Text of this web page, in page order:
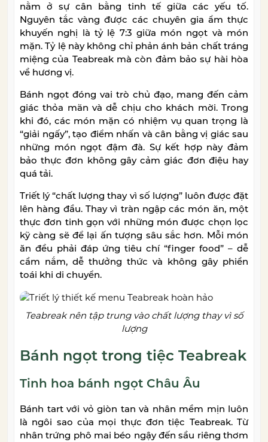
nằm ở sự cân bằng tinh tế giữa các yếu tố.
Nguyên tắc vàng được các chuyên gia ẩm thực
khuyến nghị là tỷ lệ 7:3 giữa món ngọt và món
mặn. Tỷ lệ này không chỉ phản ánh bản chất tráng
miệng của Teabreak mà còn đảm bảo sự hài hòa
về hương vị.
Bánh ngọt đóng vai trò chủ đạo, mang đến cảm
giác thỏa mãn và dễ chịu cho khách mời. Trong
khi đó, các món mặn có nhiệm vụ quan trọng là
“giải ngấy”, tạo điểm nhấn và cân bằng vị giác sau
những món ngọt đậm đà. Sự kết hợp này đảm
bảo thực đơn không gây cảm giác đơn điệu hay
quá tải.
Triết lý “chất lượng thay vì số lượng” luôn được đặt
lên hàng đầu. Thay vì tràn ngập các món ăn, một
thực đơn tinh gọn với những món được chọn lọc
kỹ càng sẽ để lại ấn tượng sâu sắc hơn. Mỗi món
ăn đều phải đáp ứng tiêu chí “finger food” – dễ
cầm nắm, dễ thưởng thức và không gây phiền
toái khi di chuyển.
Teabreak nên tập trung vào chất lượng thay vì số
lượng
Bánh ngọt trong tiệc Teabreak
Tinh hoa bánh ngọt Châu Âu
Bánh tart với vỏ giòn tan và nhân mềm mịn luôn
là ngôi sao của mọi thực đơn tiệc Teabreak. Từ
nhân trứng phô mai béo ngậy đến sầu riêng thơm